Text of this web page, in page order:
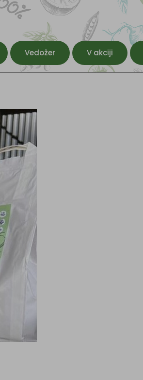
Vedožer V akciji